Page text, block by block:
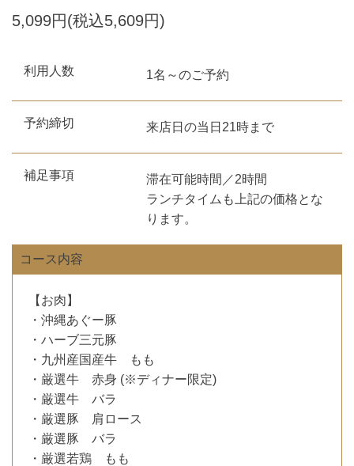
5,099円(税込5,609円)
利用人数 1名～のご予約
予約締切 来店日の当日21時まで
補足事項
滞在可能時間／2時間
ランチタイムも上記の価格とな
ります。
コース内容
【お肉】
・沖縄あぐー豚
・ハーブ三元豚
・九州産国産牛 もも
・厳選牛 赤身 (※ディナー限定)
・厳選牛 バラ
・厳選豚 肩ロース
・厳選豚 バラ
・厳選若鶏 もも